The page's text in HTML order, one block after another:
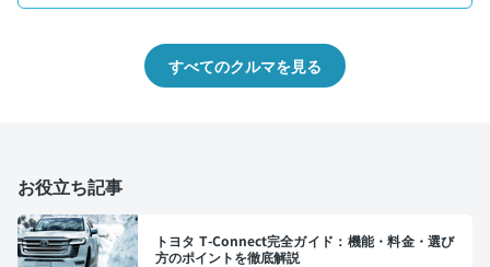
すべてのクルマを見る
お役立ち記事
トヨタ T-Connect完全ガイド：機能・料金・選び
方のポイントを徹底解説